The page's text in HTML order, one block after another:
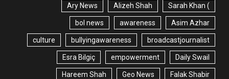
) Sarah Khan
Alizeh Shah
Ary News
Asim Azhar
awareness
bol news
broadcastjournalist
bullyingawareness
culture
Daily Swail
empowerment
Esra Bilgiç
Falak Shabir
Geo News
Hareem Shah